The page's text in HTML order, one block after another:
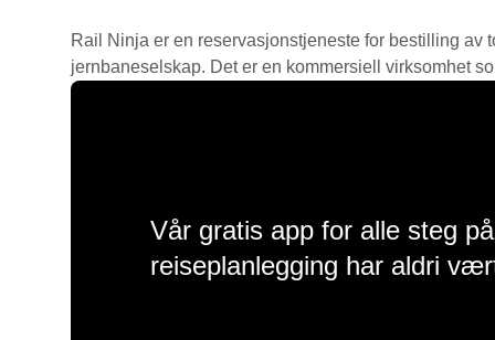
Rail Ninja er en reservasjons­tjeneste for bestilling av
jernbaneselskap. Det er en kommersiell virksomhet
Vår gratis app for alle steg
reiseplanlegging har aldri